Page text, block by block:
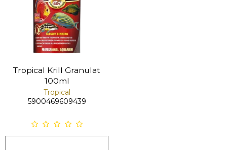
Tropical Krill Granulat
100ml
Tropical
5900469609439